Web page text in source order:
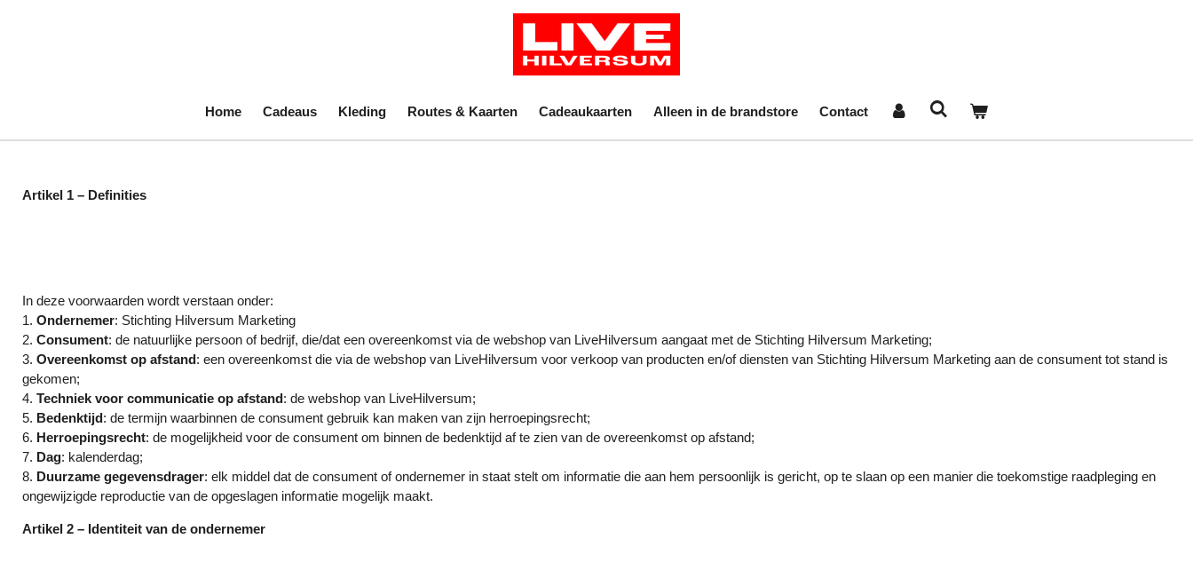
Home
Cadeaus Kleding Routes & Kaarten Cadeaukaarten Alleen in de brandstore Contact
Artikel 1 – Definities
In deze voorwaarden wordt verstaan onder:
1. Ondernemer: Stichting Hilversum Marketing
2. Consument: de natuurlijke persoon of bedrijf, die/dat een overeenkomst via de webshop van LiveHilversum aangaat met de Stichting Hilversum Marketing;
3. Overeenkomst op afstand: een overeenkomst die via de webshop van LiveHilversum voor verkoop van producten en/of diensten van Stichting Hilversum Marketing aan de consument tot stand is
gekomen;
4. Techniek voor communicatie op afstand: de webshop van LiveHilversum;
5. Bedenktijd: de termijn waarbinnen de consument gebruik kan maken van zijn herroepingsrecht;
6. Herroepingsrecht: de mogelijkheid voor de consument om binnen de bedenktijd af te zien van de overeenkomst op afstand;
7. Dag: kalenderdag;
8. Duurzame gegevensdrager: elk middel dat de consument of ondernemer in staat stelt om informatie die aan hem persoonlijk is gericht, op te slaan op een manier die toekomstige raadpleging en
ongewijzigde reproductie van de opgeslagen informatie mogelijk maakt.
Artikel 2 – Identiteit van de ondernemer